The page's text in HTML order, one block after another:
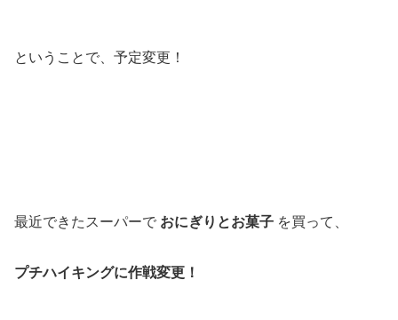
ということで、予定変更！
最近できたスーパーで おにぎりとお菓子 を買って、
プチハイキングに作戦変更！